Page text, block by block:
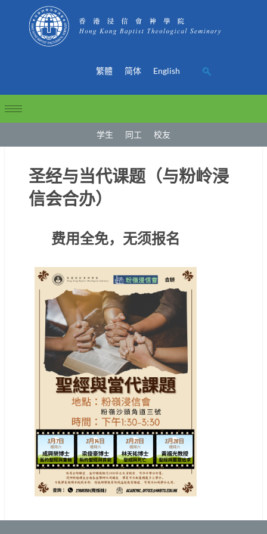
繁體 简体 English
学生 同工 校友
圣经与当代课题（与粉岭浸
信会合办）
费用全免， 无须报名